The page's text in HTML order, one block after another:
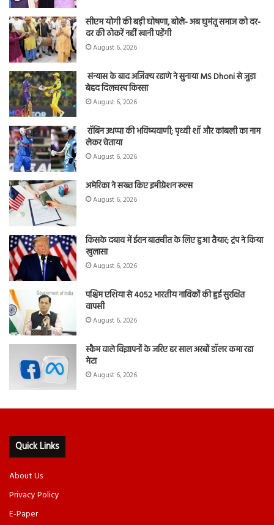
सीएम योगी की बड़ी घोषणा, बोले- अब घुमंतू समाज को दर-
दर की ठोकरें नहीं खानी पड़ेंगी
August 6, 2026
संन्यास के बाद अजिंक्‍य रहाणे ने सुनाया MS Dhoni से जुड़ा
बेहद दिलचस्प किस्सा
August 6, 2026
रॉबिन उथप्पा की भविष्यवाणी; पृथ्वी शॉ और कांबली का नाम
लेकर चेताया
August 6, 2026
अमेरिका ने सख्त किए इमीग्रेशन रूल्स
August 6, 2026
किसके दबाव में ईरान बातचीत के लिए हुआ तैयार; ट्रंप ने किया
खुलासा
August 6, 2026
पश्चिम एशिया से 4052 भारतीय नाविकों की हुई सुरक्षित
वापसी
August 6, 2026
स्कैम वाले विज्ञापनों के जरिए हर साल अरबों डॉलर कमा रहा
मेटा
August 6, 2026
Quick Links
About Us
Privacy Policy
E-Paper